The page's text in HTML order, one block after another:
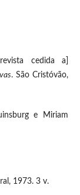
cedida a]
. São Cristóvão,
e Miriam
1973. 3 v.